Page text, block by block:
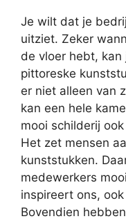
Je wilt dat je
uitziet. Zeker
de vloer hebt,
pittoreske
er niet alleen van
kan een hele
mooi schilderij
Het zet mensen
kunststukken.
medewerkers
inspireert ons,
Bovendien